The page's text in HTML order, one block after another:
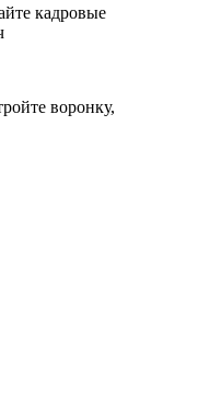
кадровые
воронку,